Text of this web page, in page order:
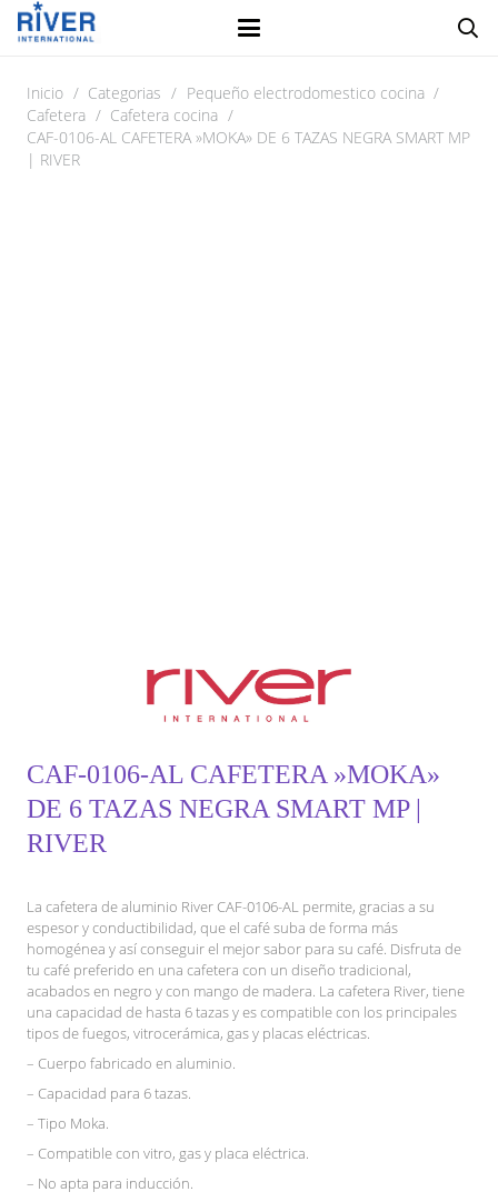
Inicio / Categorias / Pequeño electrodomestico cocina /
Cafetera / Cafetera cocina /
CAF-0106-AL CAFETERA »MOKA» DE 6 TAZAS NEGRA SMART MP
| RIVER
CAF-0106-AL CAFETERA »MOKA»
DE 6 TAZAS NEGRA SMART MP |
RIVER
La cafetera de aluminio River CAF-0106-AL permite, gracias a su
espesor y conductibilidad, que el café suba de forma más
homogénea y así conseguir el mejor sabor para su café. Disfruta de
tu café preferido en una cafetera con un diseño tradicional,
acabados en negro y con mango de madera. La cafetera River, tiene
una capacidad de hasta 6 tazas y es compatible con los principales
tipos de fuegos, vitrocerámica, gas y placas eléctricas.
– Cuerpo fabricado en aluminio.
– Capacidad para 6 tazas.
– Tipo Moka.
– Compatible con vitro, gas y placa eléctrica.
– No apta para inducción.